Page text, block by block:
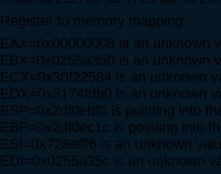
Register to memory mapping:
EAX=0x00000008 is an unknown
EBX=0x0255a350 is an unknown
ECX=0x30f22584 is an unknown
EDX=0x3174fdb0 is an unknown
ESP=0x2df0ebf0 is pointing into
EBP=0x2df0ec1c is pointing into
ESI=0x728efff6 is an unknown
EDI=0x0255a35c is an unknown